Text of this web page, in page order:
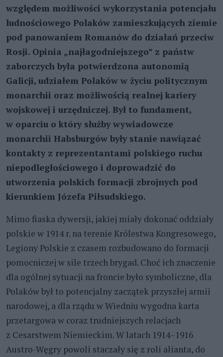
względem możliwości wykorzystania potencjału
ludnościowego Polaków zamieszkujących ziemie
pod panowaniem Romanów do działań przeciw
Rosji. Opinia „najłagodniejszego” z państw
zaborczych była potwierdzona autonomią
Galicji, udziałem Polaków w życiu politycznym
monarchii oraz możliwością realnej kariery
wojskowej i urzędniczej. Był to fundament,
w oparciu o który służby wywiadowcze
monarchii Habsburgów były stanie nawiązać
kontakty z reprezentantami polskiego ruchu
niepodległościowego i doprowadzić do
utworzenia polskich formacji zbrojnych pod
kierunkiem Józefa Piłsudskiego.
Mimo fiaska dywersji, jakiej miały dokonać oddziały
polskie w 1914 r. na terenie Królestwa Kongresowego,
Legiony Polskie z czasem rozbudowano do formacji
pomocniczej w sile trzech brygad. Choć ich znaczenie
dla ogólnej sytuacji na froncie było symboliczne, dla
Polaków był to potencjalny zaczątek przyszłej armii
narodowej, a dla rządu w Wiedniu wygodna karta
przetargowa w coraz trudniejszych relacjach
z Cesarstwem Niemieckim. W latach 1914–1916
Austro-Węgry powoli staczały się z roli alianta, do